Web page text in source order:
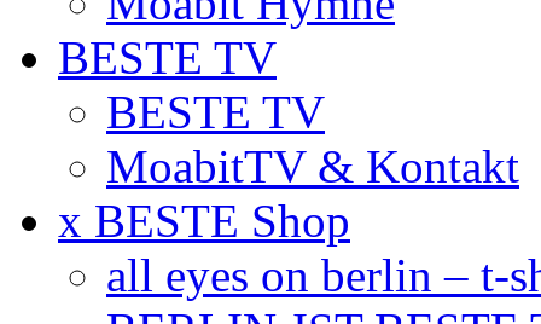
BESTE TV
BESTE TV
MoabitTV & Kontakt
x BESTE Shop
all eyes on berlin – t-